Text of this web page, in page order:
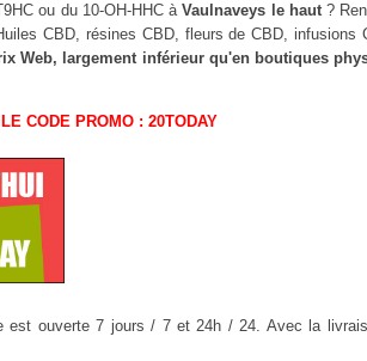
ou du 10-OH-HHC àVaulnaveys le haut?
CBD, résines CBD, fleurs de CBD, infusions
Web, largement inférieur qu'en boutiques
CODE PROMO : 20TODAY
est ouverte 7 jours / 7 et 24h / 24. Avec la